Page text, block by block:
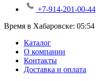
+7-914-201-00-44
Время в Хабаровске: 05:54
Каталог
О компании
Контакты
Доставка и оплата